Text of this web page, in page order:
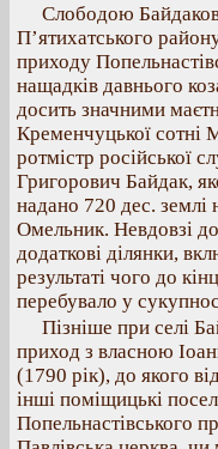
Слободою
П’ятихатського
приходу
нащадків давнього
досить значними
Кременчуцької сотні
ротмістр російської
Григорович Байдак,
надано 720 дес. землі
Омельник. Невдовзі
додаткові ділянки,
результаті чого до
перебувало у
Пізніше при селі
приход з власною
(1790 рік), до якого
інші поміщицькі
Попельнастівського